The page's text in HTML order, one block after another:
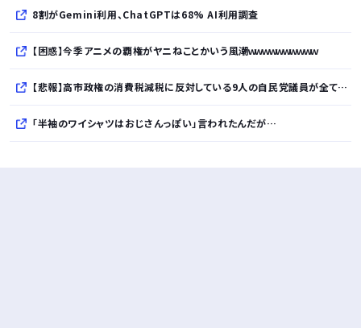
8割がGemini利用、ChatGPTは68% AI利用調査
【困惑】今季アニメの覇権がヤニねことかいう風潮ｗｗｗｗｗｗｗｗｗｗ
【悲報】高市政権の消費税減税に反対している9人の自民党議員が全て判明ｗｗｗｗｗｗ
「半袖のワイシャツはおじさんっぽい」言われたんだが…